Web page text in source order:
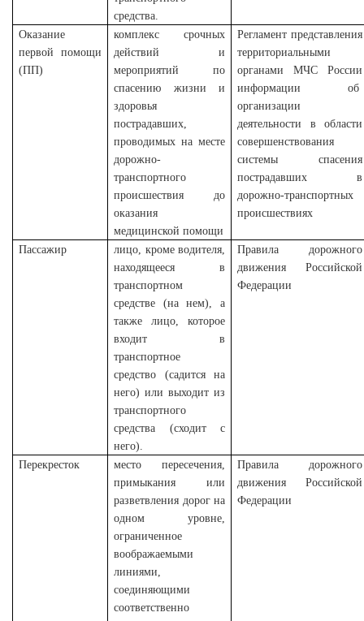
средства.
Оказание
первой помощи
(ПП)
комплекс срочных
действий и
мероприятий по
спасению жизни и
здоровья
пострадавших,
проводимых на месте
дорожно-
транспортного
происшествия до
оказания
медицинской помощи
Регламент представления
территориальными
органами МЧС России
информации об
организации
деятельности в области
совершенствования
системы спасения
пострадавших в
дорожно-транспортных
происшествиях
Пассажир
лицо, кроме водителя,
находящееся в
транспортном
средстве (на нем), а
также лицо, которое
входит в
транспортное
средство (садится на
него) или выходит из
транспортного
средства (сходит с
него).
Правила дорожного
движения Российской
Федерации
Перекресток
место пересечения,
примыкания или
разветвления дорог на
одном уровне,
ограниченное
воображаемыми
линиями,
соединяющими
соответственно
Правила дорожного
движения Российской
Федерации